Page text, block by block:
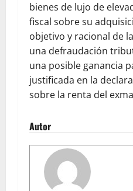
bienes de lujo de
fiscal sobre su
objetivo y racional de
una defraudación
una posible ganancia
justificada en la
sobre la renta del
Autor